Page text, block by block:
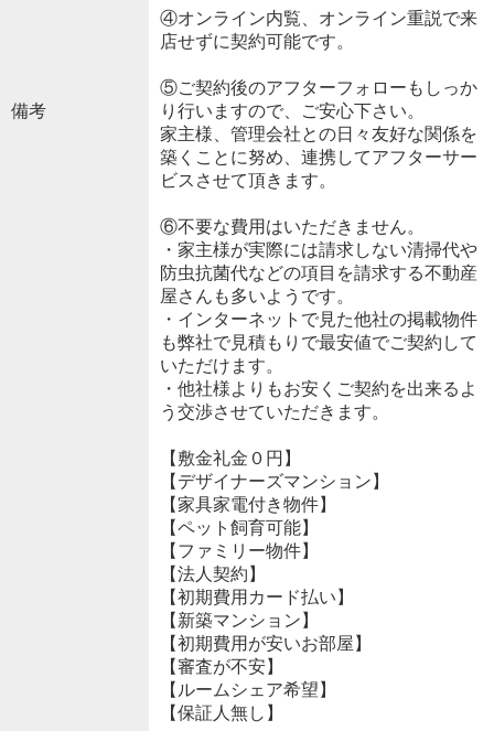
備考
④オンライン内覧、オンライン重説で来
店せずに契約可能です。
⑤ご契約後のアフターフォローもしっか
り行いますので、ご安心下さい。
家主様、管理会社との日々友好な関係を
築くことに努め、連携してアフターサー
ビスさせて頂きます。
⑥不要な費用はいただきません。
・家主様が実際には請求しない清掃代や
防虫抗菌代などの項目を請求する不動産
屋さんも多いようです。
・インターネットで見た他社の掲載物件
も弊社で見積もりで最安値でご契約して
いただけます。
・他社様よりもお安くご契約を出来るよ
う交渉させていただきます。
【敷金礼金０円】
【デザイナーズマンション】
【家具家電付き物件】
【ペット飼育可能】
【ファミリー物件】
【法人契約】
【初期費用カード払い】
【新築マンション】
【初期費用が安いお部屋】
【審査が不安】
【ルームシェア希望】
【保証人無し】